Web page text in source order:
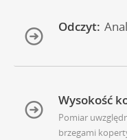
Odczyt:
Wysokość
Pomiar
brzegami